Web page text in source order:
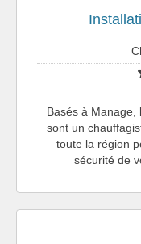
Basés à Manage,
sont un
toute la région
sécurité de